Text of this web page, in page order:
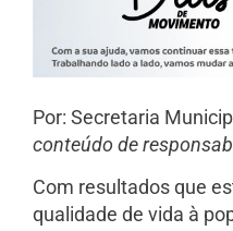
Por: Secretaria
conteúdo de
Com resultados que
qualidade de vida à